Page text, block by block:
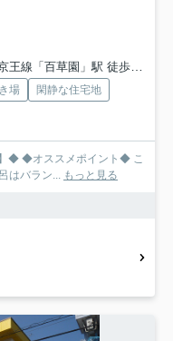
王線「百草園」駅 徒歩20分
場
閑静な住宅地
◆ こ
はバラン... もっと見る